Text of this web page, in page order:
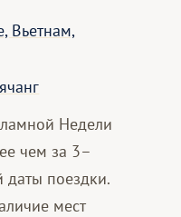
Вьетнам,
Недели
чем за 3–
поездки.
мест